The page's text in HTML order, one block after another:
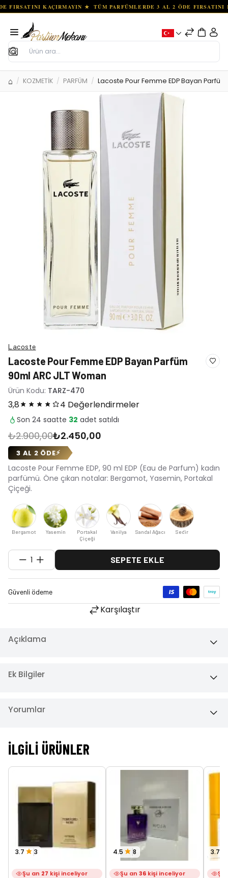
Ara
KOZMETİK PARFÜM Lacoste Pour Femme EDP Bayan
Lacoste
Lacoste Pour Femme EDP Bayan Parfüm
90ml ARC JLT Woman
Ürün Kodu: TARZ-470
3,8 4 Değerlendirmeler
Son 24 saatte 32 adet satıldı
₺2.900,00₺2.450,00
3 AL 2 ÖDE⚡
Lacoste Pour Femme EDP, 90 ml EDP (Eau de Parfum) kadın
parfümü. Öne çıkan notalar: Bergamot, Yasemin, Portakal
Çiçeği.
Bergamot Yasemin
Portakal
Çiçeği
Vanilya Sandal Ağacı Sedir
1 SEPETE EKLE
Karşılaştır
Açıklama
Ek Bilgiler
Yorumlar
İLGILI ÜRÜNLER
3.7 3
Şu an 27 kişi inceliyor
4.5 8
Şu an 36 kişi inceliyor
3.7
Şu